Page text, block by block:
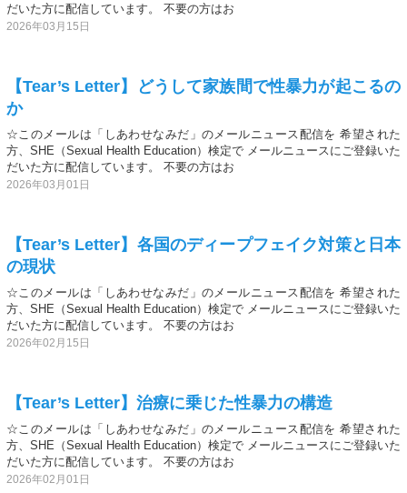
だいた方に配信しています。 不要の方はお
2026年03月15日
【Tear’s Letter】どうして家族間で性暴力が起こるの
か
☆このメールは「しあわせなみだ」のメールニュース配信を 希望された
方、SHE（Sexual Health Education）検定で メールニュースにご登録いた
だいた方に配信しています。 不要の方はお
2026年03月01日
【Tear’s Letter】各国のディープフェイク対策と日本
の現状
☆このメールは「しあわせなみだ」のメールニュース配信を 希望された
方、SHE（Sexual Health Education）検定で メールニュースにご登録いた
だいた方に配信しています。 不要の方はお
2026年02月15日
【Tear’s Letter】治療に乗じた性暴力の構造
☆このメールは「しあわせなみだ」のメールニュース配信を 希望された
方、SHE（Sexual Health Education）検定で メールニュースにご登録いた
だいた方に配信しています。 不要の方はお
2026年02月01日